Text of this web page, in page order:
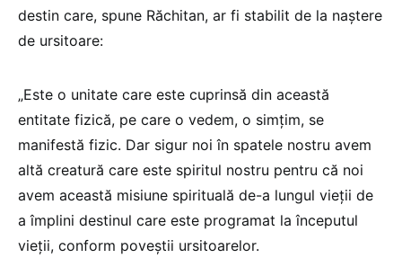
destin care, spune Răchitan, ar fi stabilit de la naștere
de ursitoare:
„Este o unitate care este cuprinsă din această
entitate fizică, pe care o vedem, o simțim, se
manifestă fizic. Dar sigur noi în spatele nostru avem
altă creatură care este spiritul nostru pentru că noi
avem această misiune spirituală de-a lungul vieții de
a împlini destinul care este programat la începutul
vieții, conform poveștii ursitoarelor.